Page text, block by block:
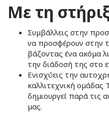
Με τη
Συμβάλλεις στην
να προσφέρουν στην
βάζοντας ένα ακόμα
την διάδοσή της στο
Ενισχύεις την
καλλιτεχνική ομάδας
δημιουργεί παρά τις
μας.